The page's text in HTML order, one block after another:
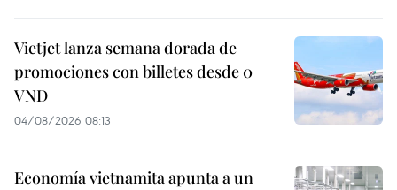
Vietjet lanza semana dorada de
promociones con billetes desde 0
VND
04/08/2026 08:13
Economía vietnamita apunta a un